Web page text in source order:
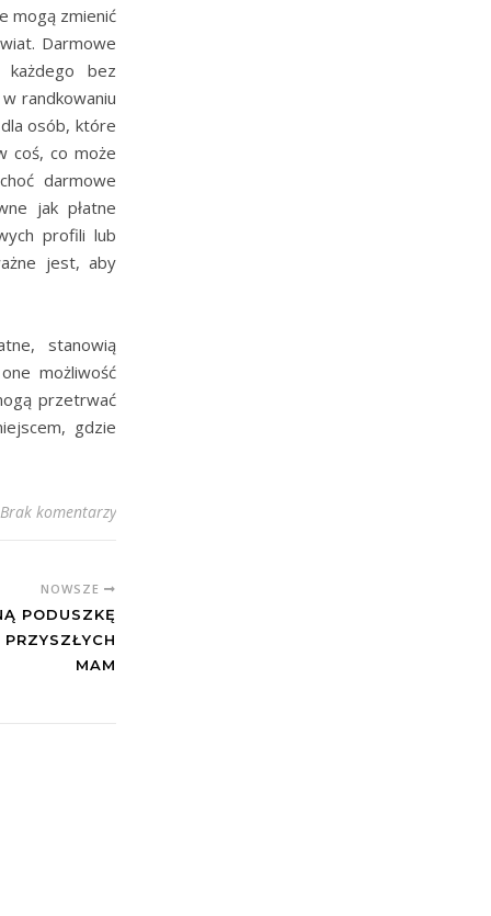
mogą zmienić
Darmowe
bez
randkowaniu
osób, które
coś, co może
darmowe
jak płatne
profili lub
jest, aby
stanowią
możliwość
przetrwać
gdzie
Brak komentarzy
NOWSZE
PODUSZKĘ
MAM